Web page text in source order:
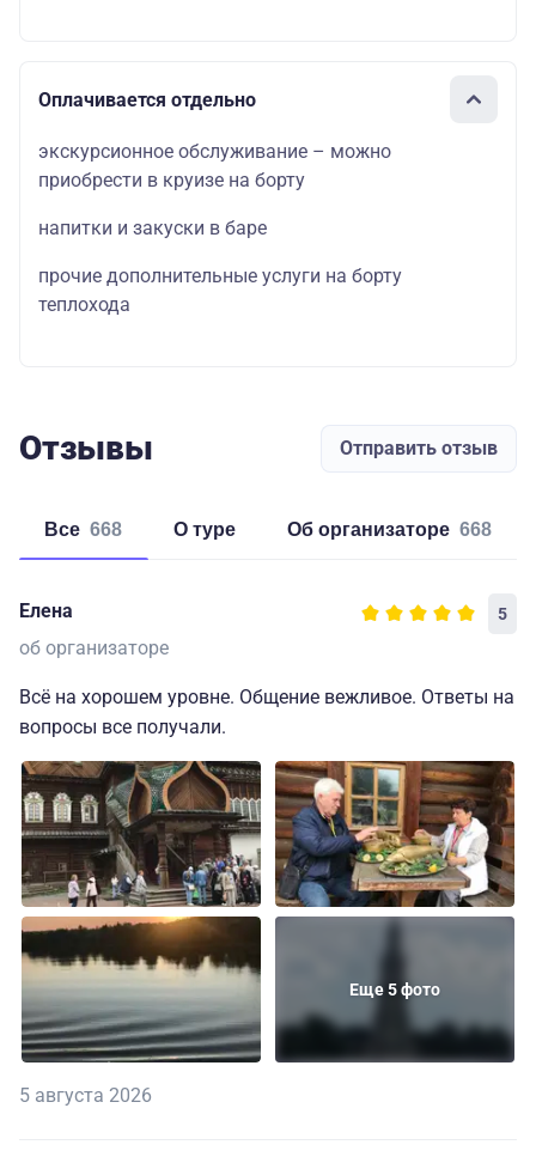
Оплачивается отдельно
экскурсионное обслуживание – можно
приобрести в круизе на борту
напитки и закуски в баре
прочие дополнительные услуги на борту
теплохода
Отзывы Отправить отзыв
Все 668 о туре об организаторе 668
Елена 5
об организаторе
Всё на хорошем уровне. Общение вежливое. Ответы на
вопросы все получали.
Еще 5 фото
5 августа 2026